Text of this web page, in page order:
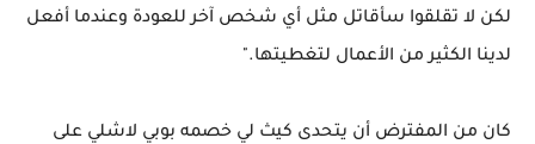
لكن لا تقلقوا سأقاتل مثل أي شخص آخر للعودة وعندما أفعل
لدينا الكثير من الأعمال لتغطيتها."
كان من المفترض أن يتحدى كيث لي خصمه بوبي لاشلي على